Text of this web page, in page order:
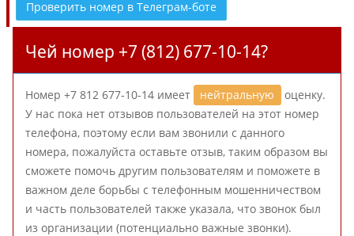
Проверить номер в Телеграм-боте
Чей номер +7 (812) 677-10-14?
Номер +7 812 677-10-14 имеет нейтральную
оценку.
У нас пока нет отзывов пользователей на этот номер
телефона, поэтому если вам звонили с данного
номера, пожалуйста оставьте отзыв, таким образом вы
сможете помочь другим пользователям и поможете в
важном деле борьбы с телефонным мошенничеством
и часть пользователей также указала, что звонок был
из организации (потенциально важные звонки).